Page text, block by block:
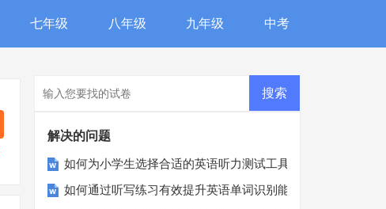
七年级 八年级 九年级 中考
解决的问题
如何为小学生选择合适的英语听力测试工具？
如何通过听写练习有效提升英语单词识别能力？